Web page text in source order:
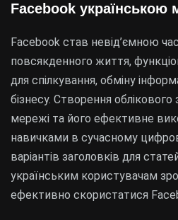
Facebook українською
Facebook став невід’ємною
повсякденного життя,
для спілкування, обміну
бізнесу. Створення облікового
мережі та його ефективне
навичками в сучасному
варіантів заголовків для
українським користувачам
ефективно скористатися